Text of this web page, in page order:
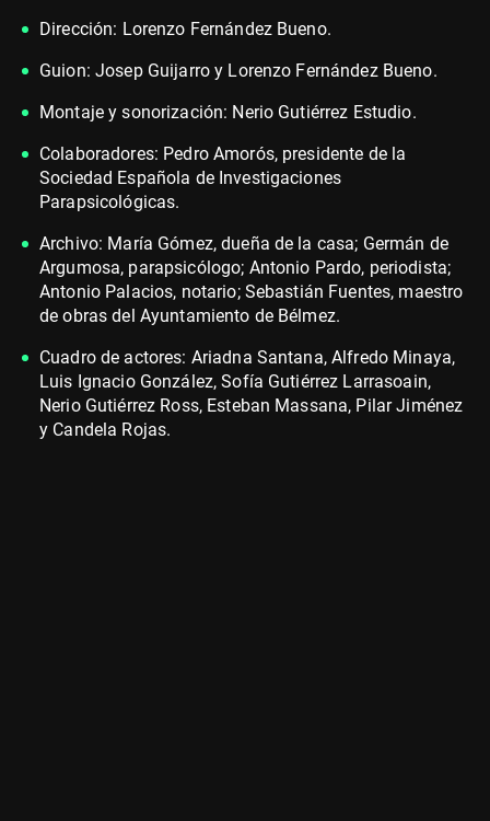
Dirección: Lorenzo Fernández Bueno.
Guion: Josep Guijarro y Lorenzo Fernández Bueno.
Montaje y sonorización: Nerio Gutiérrez Estudio.
Colaboradores: Pedro Amorós, presidente de la
Sociedad Española de Investigaciones
Parapsicológicas.
Archivo: María Gómez, dueña de la casa; Germán de
Argumosa, parapsicólogo; Antonio Pardo, periodista;
Antonio Palacios, notario; Sebastián Fuentes, maestro
de obras del Ayuntamiento de Bélmez.
Cuadro de actores: Ariadna Santana, Alfredo Minaya,
Luis Ignacio González, Sofía Gutiérrez Larrasoain,
Nerio Gutiérrez Ross, Esteban Massana, Pilar Jiménez
y Candela Rojas.